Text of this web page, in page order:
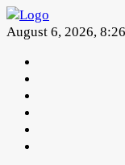
August 6, 2026,